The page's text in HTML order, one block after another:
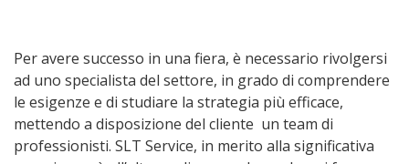
Per avere successo in una fiera, è necessario rivolgersi
ad uno specialista del settore, in grado di comprendere
le esigenze e di studiare la strategia più efficace,
mettendo a disposizione del cliente un team di
professionisti. SLT Service, in merito alla significativa